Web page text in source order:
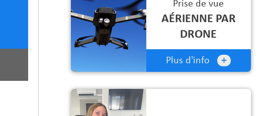
Prise de vue
AÉRIENNE PAR
DRONE
Plus d'info +